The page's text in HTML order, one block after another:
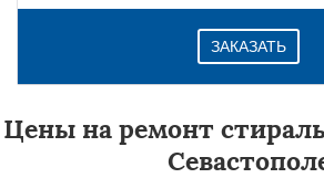
ЗАКАЗАТЬ
Цены на ремонт